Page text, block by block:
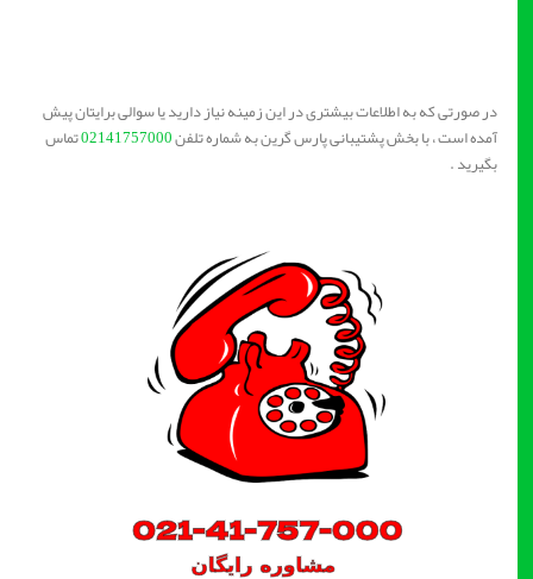
در صورتی که به اطلاعات بیشتری در این زمینه نیاز دارید یا سوالی برایتان پیش
آمده است ، با بخش پشتیبانی پارس گرین به شماره تلفن02141757000تماس
بگیرید .